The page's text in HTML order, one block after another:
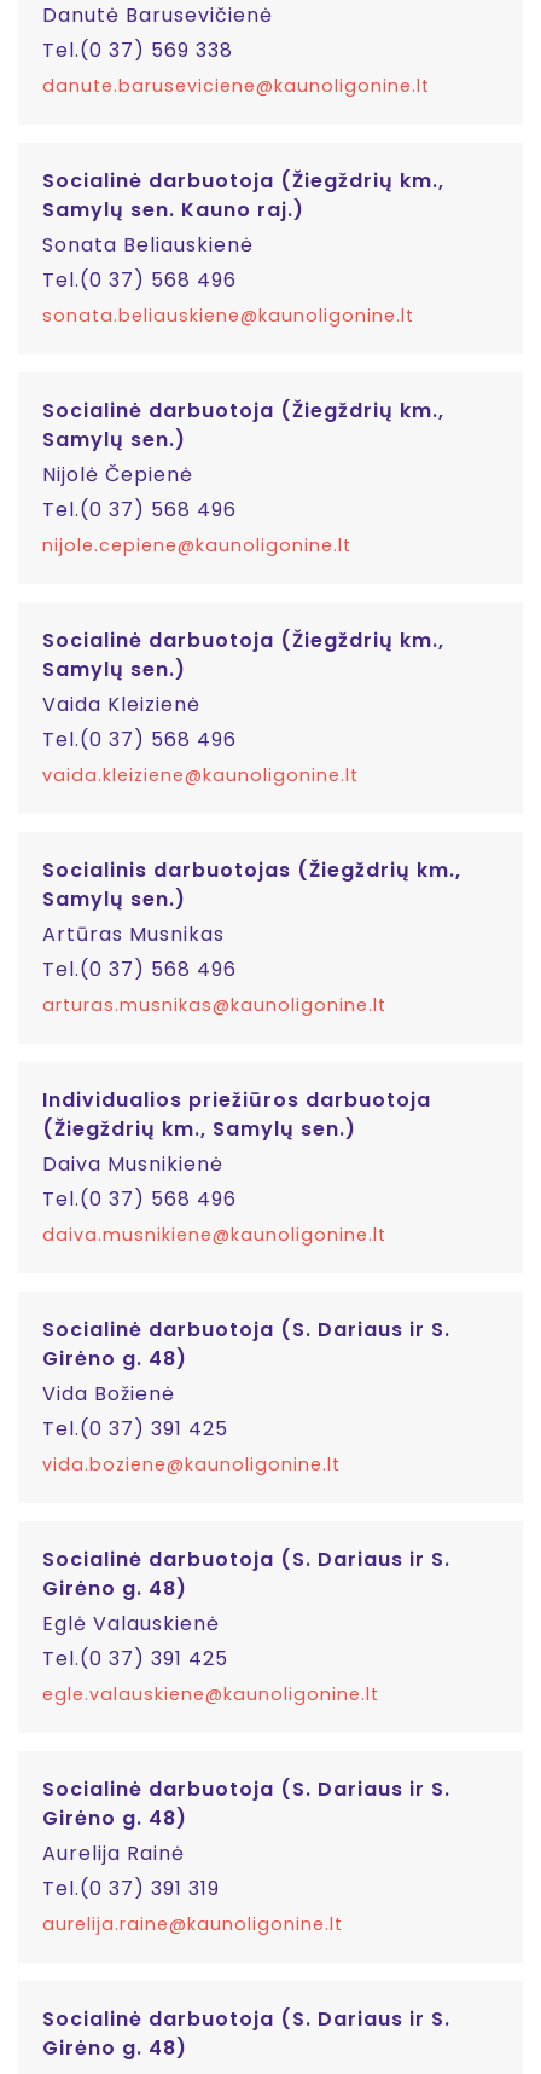
Danutė Barusevičienė
Tel.(0 37) 569 338
danute.baruseviciene@kaunoligonine.lt
Socialinė darbuotoja (Žiegždrių km.,
Samylų sen. Kauno raj.)
Sonata Beliauskienė
Tel.(0 37) 568 496
sonata.beliauskiene@kaunoligonine.lt
Socialinė darbuotoja (Žiegždrių km.,
Samylų sen.)
Nijolė Čepienė
Tel.(0 37) 568 496
nijole.cepiene@kaunoligonine.lt
Socialinė darbuotoja (Žiegždrių km.,
Samylų sen.)
Vaida Kleizienė
Tel.(0 37) 568 496
vaida.kleiziene@kaunoligonine.lt
Socialinis darbuotojas (Žiegždrių km.,
Samylų sen.)
Artūras Musnikas
Tel.(0 37) 568 496
arturas.musnikas@kaunoligonine.lt
Individualios priežiūros darbuotoja
(Žiegždrių km., Samylų sen.)
Daiva Musnikienė
Tel.(0 37) 568 496
daiva.musnikiene@kaunoligonine.lt
Socialinė darbuotoja (S. Dariaus ir S.
Girėno g. 48)
Vida Božienė
Tel.(0 37) 391 425
vida.boziene@kaunoligonine.lt
Socialinė darbuotoja (S. Dariaus ir S.
Girėno g. 48)
Eglė Valauskienė
Tel.(0 37) 391 425
egle.valauskiene@kaunoligonine.lt
Socialinė darbuotoja (S. Dariaus ir S.
Girėno g. 48)
Aurelija Rainė
Tel.(0 37) 391 319
aurelija.raine@kaunoligonine.lt
Socialinė darbuotoja (S. Dariaus ir S.
Girėno g. 48)